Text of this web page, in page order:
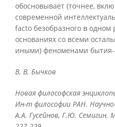
обосновывает (точнее,
современной
facto безобразного в
основаниях со всеми
иными) феноменами бытия-
В. В. Бычков
Новая философская
Ин-т философии РАН.
А.А. Гусейнов, Г.Ю. Семигин.